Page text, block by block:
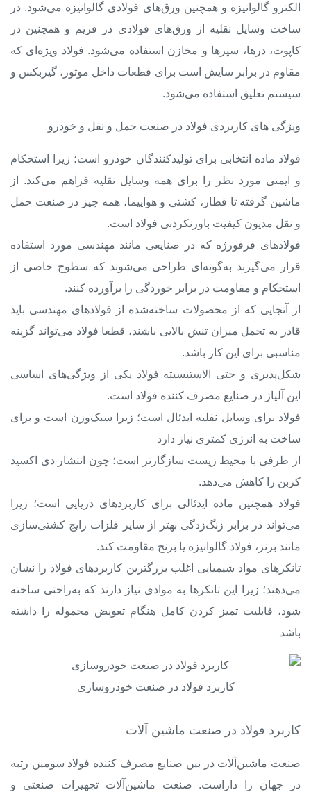
الکترو گالوانیزه و همچنین ورق‌های فولادی گالوانیزه می‌شود. در
ساخت وسایل نقلیه از ورق‌های فولادی در فریم و همچنین در
کاپوت، درها، سپرها و مخازن استفاده می‌شود. فولاد ویژه‌ای که
مقاوم در برابر سایش است برای قطعات داخل موتور، گیربکس و
سیستم تعلیق استفاده می‌شود.
ویژگی های کاربردی فولاد در صنعت حمل و نقل و خودرو
فولاد ماده انتخابی برای تولیدکنندگان خودرو است؛ زیرا استحکام
و ایمنی مورد نظر را برای همه وسایل نقلیه فراهم می‌کند. از
ماشین گرفته تا قطار، کشتی و هواپیما، همه چیز در صنعت حمل
و نقل مدیون کیفیت باورنکردنی فولاد است.
فولادهای فرفورژه که در صنایعی مانند مهندسی مورد استفاده
قرار می‌گیرند به‌گونه‌ای طراحی می‌شوند که سطوح خاصی از
استحکام و مقاومت در برابر خوردگی را برآورده کنند.
از آنجایی که از محصولات ساخته‌شده از فولادهای مهندسی باید
قادر به تحمل میزان تنش بالایی باشند، قطعا فولاد می‌تواند گزینه
مناسبی برای این کار باشد.
شکل‌پذیری و حتی الاستیسیته فولاد یکی از ویژگی‌های اساسی
این آلیاژ در صنایع مصرف کننده فولاد است.
فولاد برای وسایل نقلیه ایدئال است؛ زیرا سبک‌وزن است و برای
ساخت به انرژی کمتری نیاز دارد
از طرفی با محیط زیست سازگارتر است؛ چون انتشار دی اکسید
کربن را کاهش می‌دهد.
فولاد همچنین ماده ایدئالی برای کاربردهای دریایی است؛ زیرا
می‌تواند در برابر زنگ‌زدگی بهتر از سایر فلزات رایج کشتی‌سازی
مانند برنز، فولاد گالوانیزه یا برنج مقاومت کند.
تانکرهای مواد شیمیایی اغلب بزرگترین کاربردهای فولاد را نشان
می‌دهند؛ زیرا این تانکرها به موادی نیاز دارند که به‌راحتی ساخته
شود، قابلیت تمیز کردن کامل هنگام تعویض محموله را داشته
باشد
کاربرد فولاد در صنعت خودروسازی
کاربرد فولاد در صنعت ماشین آلات
صنعت ماشین‌آلات در بین صنایع مصرف کننده فولاد سومین رتبه
در جهان را داراست. صنعت ماشین‌آلات تجهیزات صنعتی و